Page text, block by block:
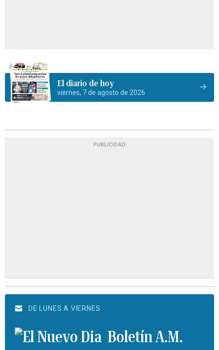
El diario de hoy
viernes, 7 de agosto de 2026
PUBLICIDAD
DE LUNES A VIERNES
Boletín A.M.